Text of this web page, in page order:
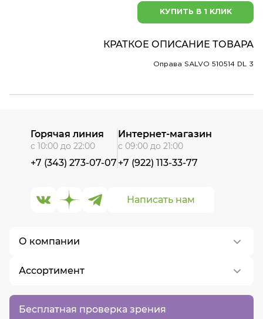
КУПИТЬ В 1 КЛИК
КРАТКОЕ ОПИСАНИЕ ТОВАРА
Оправа SALVO 510514 DL 3
Бесплатная проверка зрения
О компании
О нас
Контакты
Вакансии
Ассортимент
Написать нам
Горячая линия
с 10:00 до 22:00
+7 (343) 273-07-07
Интернет-магазин
с 09:00 до 21:00
+7 (922) 113-33-77